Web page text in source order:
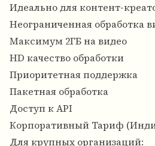
Идеально для контент-
Неограниченная обработка
Максимум 2ГБ на видео
HD качество обработки
Приоритетная поддержка
Пакетная обработка
Доступ к API
Корпоративный Тариф
Для крупных организаций: